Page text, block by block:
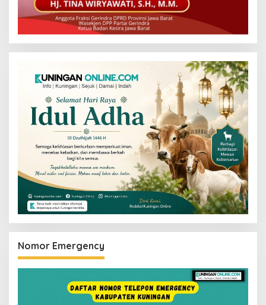
Nomor Emergency